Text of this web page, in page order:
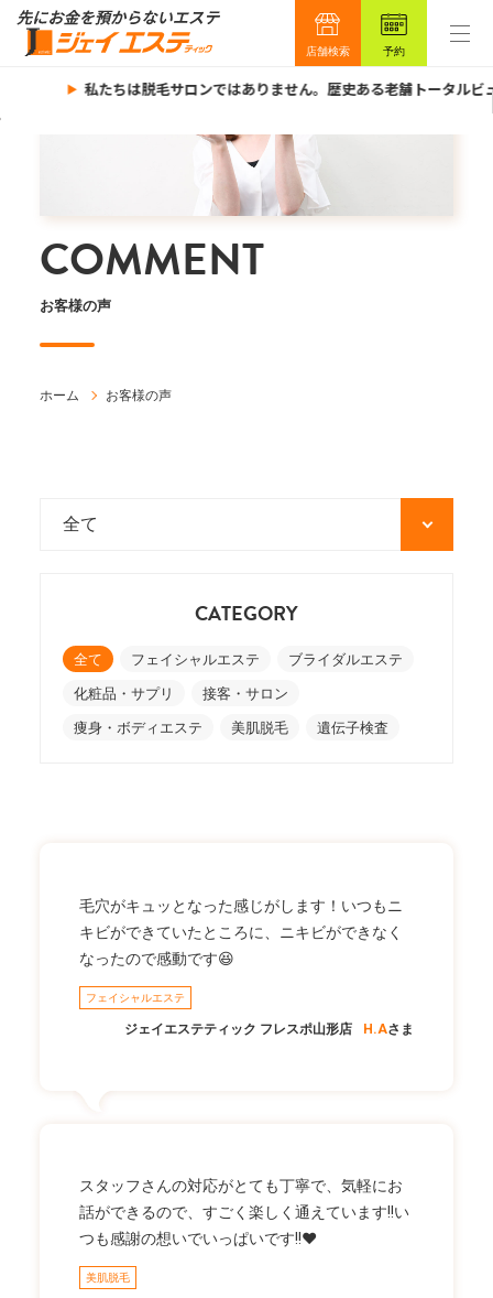
店舗検索 予約
私たちは脱毛サロンではありません。歴史ある老舗トータルビュ
COMMENT
お客様の声
ホーム お客様の声
CATEGORY
全て フェイシャルエステ ブライダルエステ
化粧品・サプリ 接客・サロン
痩身・ボディエステ 美肌脱毛 遺伝子検査
毛穴がキュッとなった感じがします！いつもニ
キビができていたところに、ニキビができなく
なったので感動です😆
フェイシャルエステ
ジェイエステティック フレスポ山形店 H.Aさま
スタッフさんの対応がとても丁寧で、気軽にお
話ができるので、すごく楽しく通えています!!い
つも感謝の想いでいっぱいです!!❤
美肌脱毛